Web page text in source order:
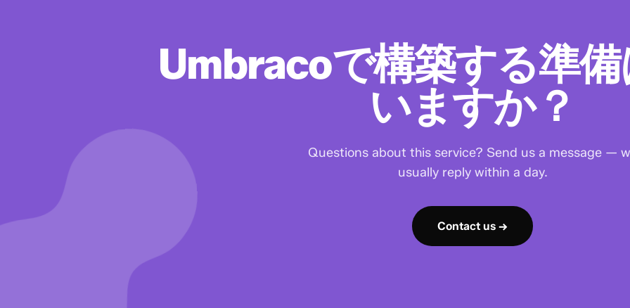
Umbracoで構築する準
いますか？
Questions about this service? Send us a message —
usually reply within a day.
Contact us →